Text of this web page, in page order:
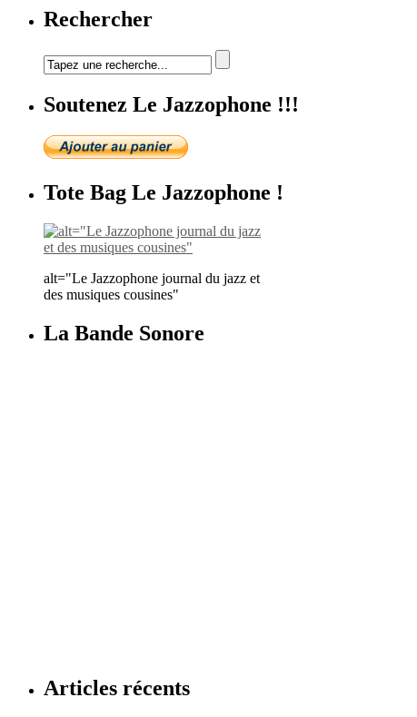
Rechercher
Soutenez Le Jazzophone !!!
Tote Bag Le Jazzophone !
alt="Le Jazzophone journal du jazz et
des musiques cousines"
La Bande Sonore
Articles récents